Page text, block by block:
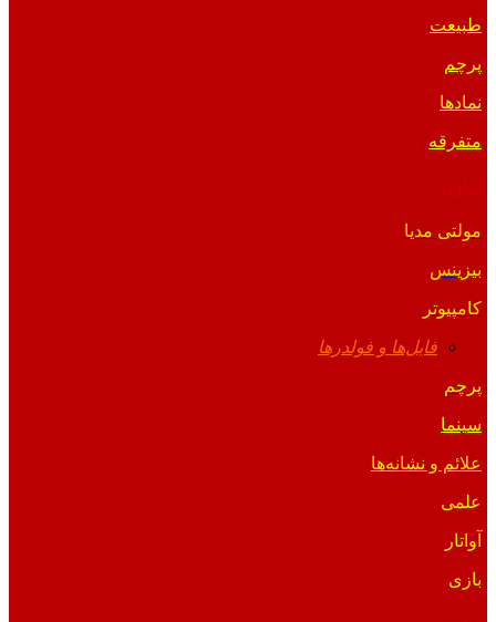
طبیعت
پرچم
نمادها
متفرقه
مولتی مدیا
بیزینس
کامپیوتر
فایل‌ها و فولدرها
پرچم
سینما
علائم و نشانه‌ها
علمی
آواتار
بازی